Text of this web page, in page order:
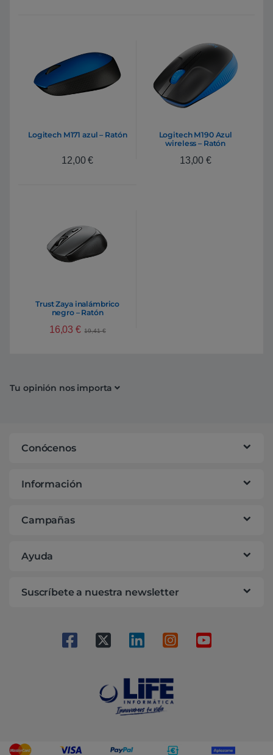
Logitech M171 azul – Ratón
12,00€
Logitech M190 Azul
wireless – Ratón
13,00 €
Trust Zaya inalámbrico
negro – Ratón
16,03€ 19,41€
Tu opinión nos importa
Conócenos
Información
Campañas
Ayuda
Suscríbete a nuestra newsletter